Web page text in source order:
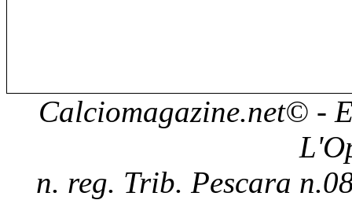
Calciomagazine.net© -
n. reg. Trib. Pescara